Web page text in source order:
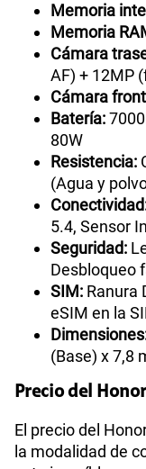
Memoria
Memoria
Cámara
AF) + 12MP
Cámara
Batería:
80W
Resistencia:
(Agua y
5.4, Sensor
Seguridad:
Desbloqueo
SIM: Ranura
eSIM en la
(Base) x 7,8
Precio del
El precio del
la modalidad de